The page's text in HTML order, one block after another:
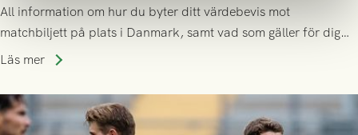
All information om hur du byter ditt värdebevis mot
matchbiljett på plats i Danmark, samt vad som gäller för dig
som står på reservlista eller fått förhinder.
Läs mer